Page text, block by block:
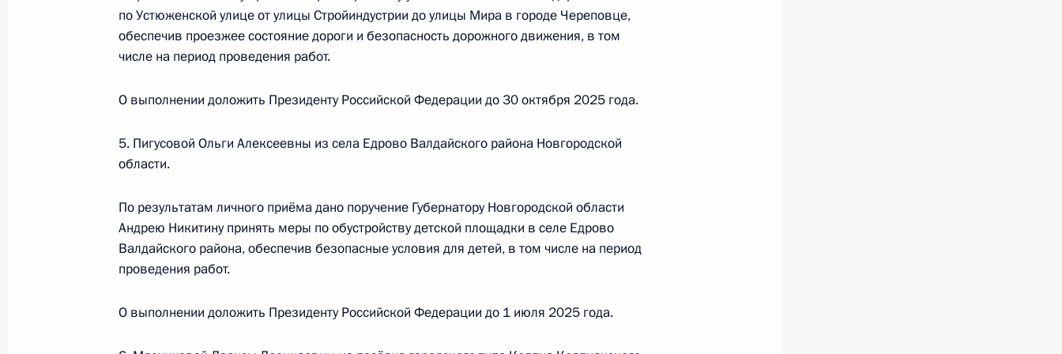
Федерации по внешней политике Игорем Неверовым в Приёмной Президента
Российской Федерации по приёму граждан в Москве 2 февраля 2022 года
О ходе принятия мер по итогам личного приёма в режиме видео-конференц-связи
жителя Чукотского автономного округа, проведённого по поручению Президента
Федерации по внешней политике Игорем Неверовым в Приёмной Президента
Российской Федерации по приёму граждан в Москве 2 февраля 2022 года
21 мая 2025 года, 16:19
по Устюженской улице от улицы Стройиндустрии до улицы Мира в городе Череповце,
обеспечив проезжее состояние дороги и безопасность дорожного движения, в том
числе на период проведения работ.
О выполнении доложить Президенту Российской Федерации до 30 октября 2025 года.
5. Пигусовой Ольги Алексеевны из села Едрово Валдайского района Новгородской
области.
По результатам личного приёма дано поручение Губернатору Новгородской области
Андрею Никитину принять меры по обустройству детской площадки в селе Едрово
Валдайского района, обеспечив безопасные условия для детей, в том числе на период
проведения работ.
О выполнении доложить Президенту Российской Федерации до 1 июля 2025 года.